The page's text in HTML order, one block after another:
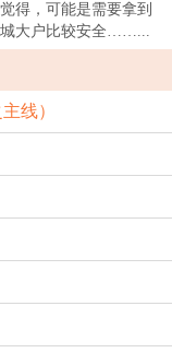
得，可能是需要拿到
城大户比较安全……...
线）